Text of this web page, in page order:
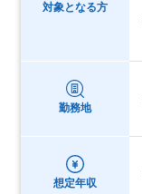
対象となる方
勤務地
想定年収